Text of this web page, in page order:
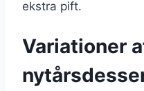
ekstra pift.
Variationer